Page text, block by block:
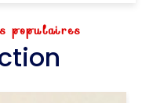
populaires